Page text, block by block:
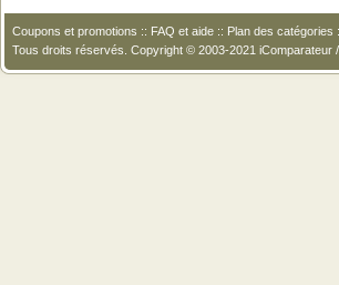
Coupons et promotions :: FAQ et aide :: Plan des catégories
Tous droits réservés. Copyright © 2003-2021